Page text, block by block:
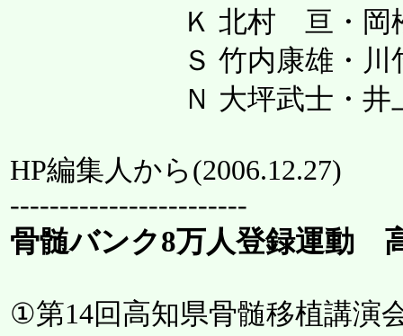
Ｋ 北村 亘・岡松
Ｓ 竹内康雄・川竹
Ｎ 大坪武士・井上
HP編集人から(2006.12.27)
------------------------
骨髄バンク8万人登録運動
①第14回高知県骨髄移植講演